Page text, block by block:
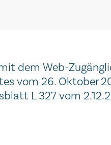
dem Web-
vom 26. Oktober
L 327 vom